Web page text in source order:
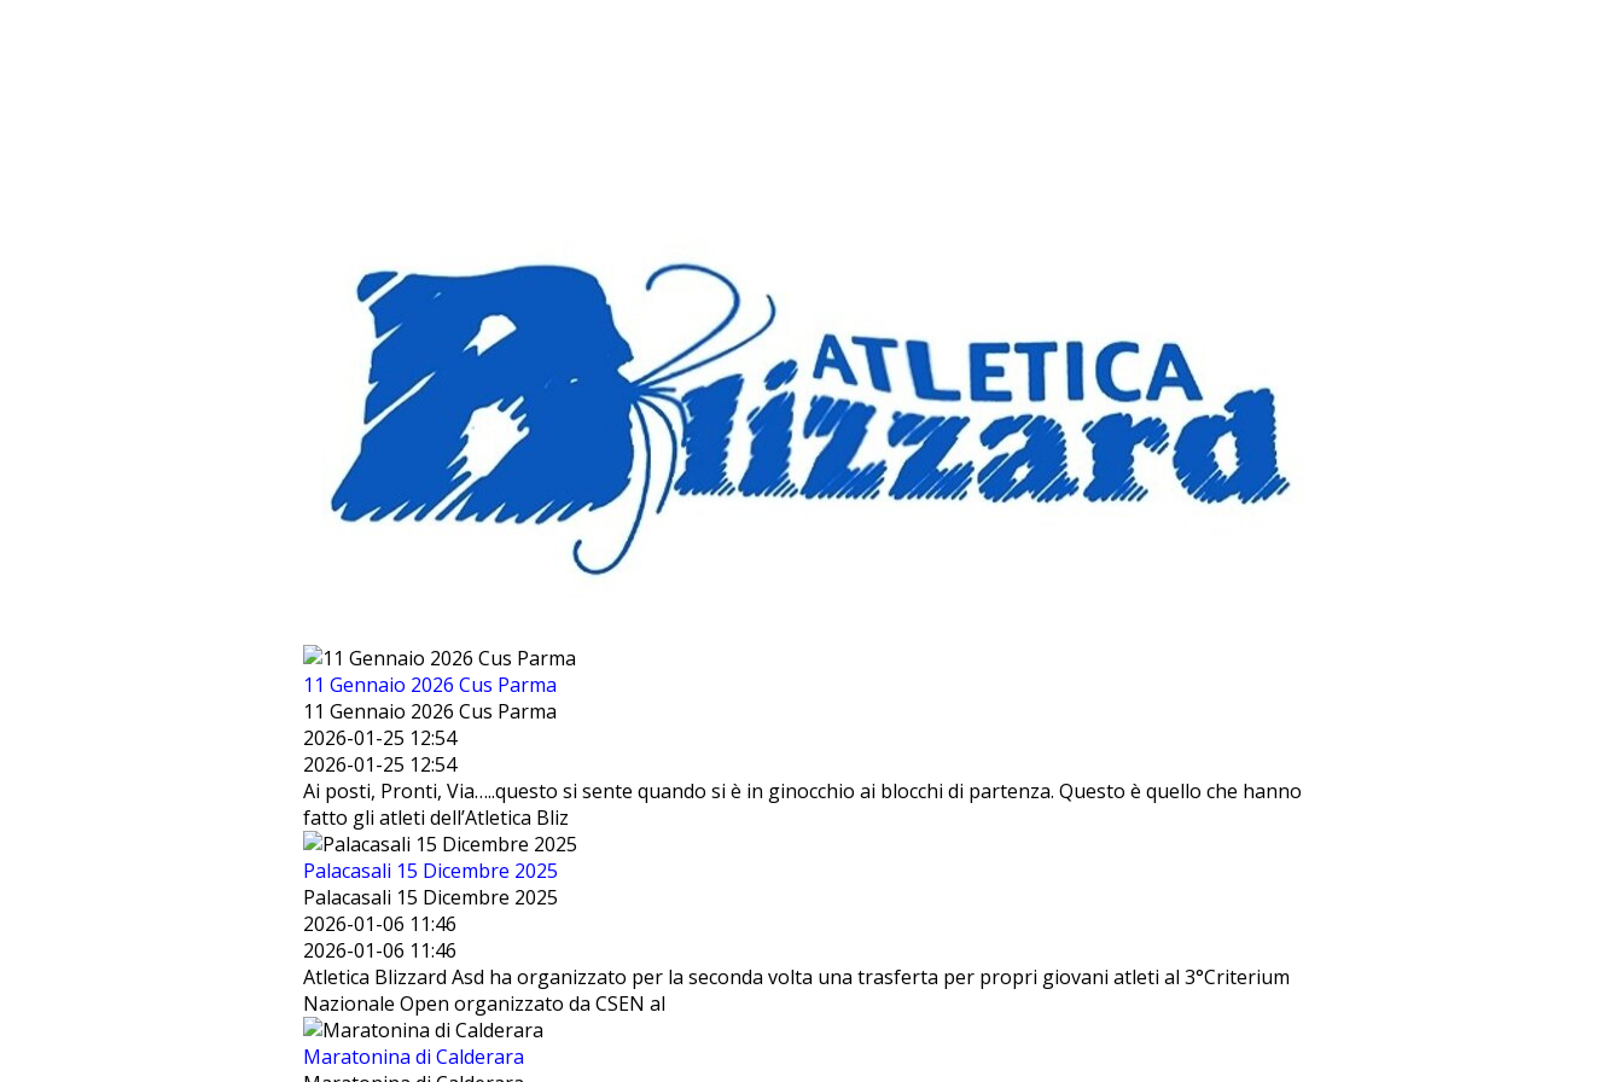
11 Gennaio 2026 Cus Parma
11 Gennaio 2026 Cus Parma
2026-01-25 12:54
2026-01-25 12:54
Ai posti, Pronti, Via…..questo si sente quando si è in ginocchio ai blocchi di partenza. Questo è quello che hanno
fatto gli atleti dell’Atletica Bliz
Palacasali 15 Dicembre 2025
Palacasali 15 Dicembre 2025
2026-01-06 11:46
2026-01-06 11:46
Atletica Blizzard Asd ha organizzato per la seconda volta una trasferta per propri giovani atleti al 3°Criterium
Nazionale Open organizzato da CSEN al
Maratonina di Calderara